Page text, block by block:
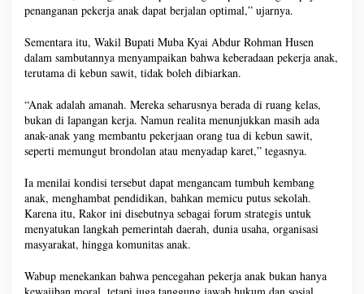
penanganan pekerja anak dapat berjalan optimal,” ujarnya.
Sementara itu, Wakil Bupati Muba Kyai Abdur Rohman Husen
dalam sambutannya menyampaikan bahwa keberadaan pekerja anak,
terutama di kebun sawit, tidak boleh dibiarkan.
“Anak adalah amanah. Mereka seharusnya berada di ruang kelas,
bukan di lapangan kerja. Namun realita menunjukkan masih ada
anak-anak yang membantu pekerjaan orang tua di kebun sawit,
seperti memungut brondolan atau menyadap karet,” tegasnya.
Ia menilai kondisi tersebut dapat mengancam tumbuh kembang
anak, menghambat pendidikan, bahkan memicu putus sekolah.
Karena itu, Rakor ini disebutnya sebagai forum strategis untuk
menyatukan langkah pemerintah daerah, dunia usaha, organisasi
masyarakat, hingga komunitas anak.
Wabup menekankan bahwa pencegahan pekerja anak bukan hanya